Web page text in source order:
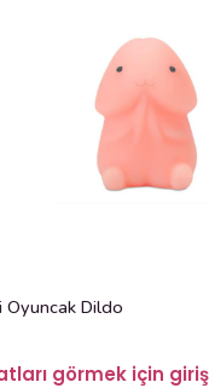
Oyuncak Dildo
görmek için